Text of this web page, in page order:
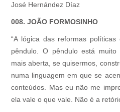
José Hernández Díaz
008. JOÃO FORMOSINHO
“A lógica das reformas
pêndulo. O pêndulo está
mais aberta, se quisermos,
numa linguagem em que se
conteúdos. Mas eu não me
ela vale o que vale. Não é a